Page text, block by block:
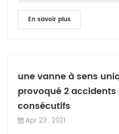
En savoir plus
une vanne à sens
provoqué 2
consécutifs
Apr 23 , 2021